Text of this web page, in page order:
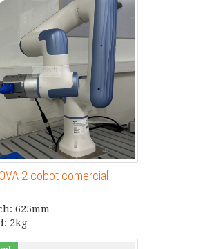
2 cobot comercial
625mm
2kg